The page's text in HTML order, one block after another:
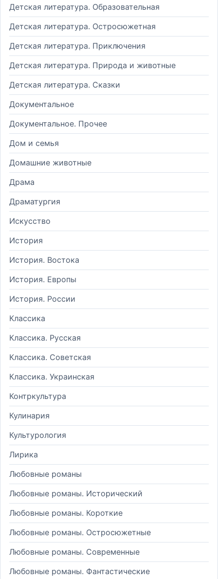
Детская литература. Образовательная
Детская литература. Остросюжетная
Детская литература. Приключения
Детская литература. Природа и животные
Детская литература. Сказки
Документальное
Документальное. Прочее
Дом и семья
Домашние животные
Драма
Драматургия
Искусство
История
История. Востока
История. Европы
История. России
Классика
Классика. Русская
Классика. Советская
Классика. Украинская
Контркультура
Кулинария
Культурология
Лирика
Любовные романы
Любовные романы. Исторический
Любовные романы. Короткие
Любовные романы. Остросюжетные
Любовные романы. Современные
Любовные романы. Фантастические